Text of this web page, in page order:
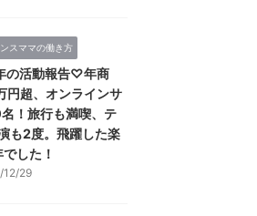
スママの働き方
の活動報告♡年商
超、オンラインサ
！旅行も満喫、テ
も2度。飛躍した楽
でした！
12/29